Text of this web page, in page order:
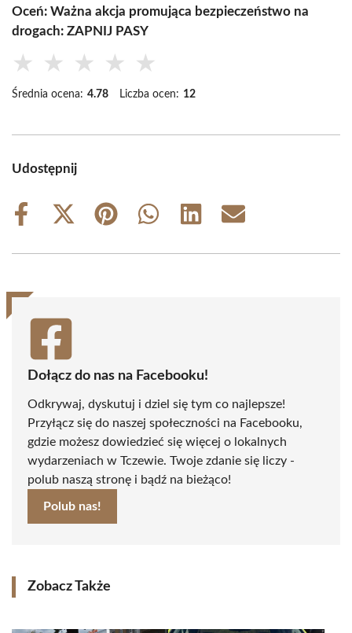
Oceń: Ważna akcja promująca bezpieczeństwo na
drogach: ZAPNIJ PASY
★ ★ ★ ★ ★
Średnia ocena: 4.78 Liczba ocen: 12
Udostępnij
Share
Share
(Twitter)
Share
Share
Share
Share
Dołącz do nas na Facebooku!
Odkrywaj, dyskutuj i dziel się tym co najlepsze!
Przyłącz się do naszej społeczności na Facebooku,
gdzie możesz dowiedzieć się więcej o lokalnych
wydarzeniach w Tczewie. Twoje zdanie się liczy -
polub naszą stronę i bądź na bieżąco!
Polub nas!
Zobacz Także